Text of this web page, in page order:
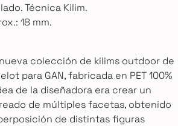
Técnica Kilim.
18 mm.
colección de kilims outdoor de
para GAN, fabricada en PET 100%
de la diseñadora era crear un
de múltiples facetas, obtenido
de distintas figuras